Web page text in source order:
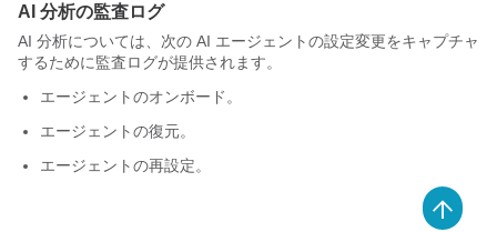
AI 分析の監査ログ
AI 分析については、次の AI エージェントの設定変更をキャプチャ
するために監査ログが提供されます。
エージェントのオンボード。
エージェントの復元。
エージェントの再設定。